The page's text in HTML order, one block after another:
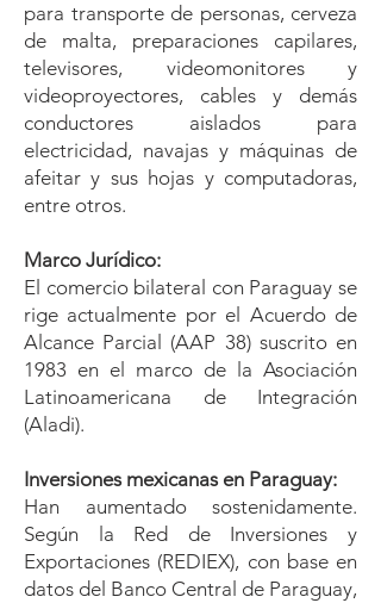
para transporte de personas, cerveza
de malta, preparaciones capilares,
televisores, videomonitores y
videoproyectores, cables y demás
conductores aislados para
electricidad, navajas y máquinas de
afeitar y sus hojas y computadoras,
entre otros.
Marco Jurídico:
El comercio bilateral con Paraguay se
rige actualmente por el Acuerdo de
Alcance Parcial (AAP 38) suscrito en
1983 en el marco de la Asociación
Latinoamericana de Integración
(Aladi).
Inversiones mexicanas en Paraguay:
Han aumentado sostenidamente.
Según la Red de Inversiones y
Exportaciones (REDIEX), con base en
datos del Banco Central de Paraguay,